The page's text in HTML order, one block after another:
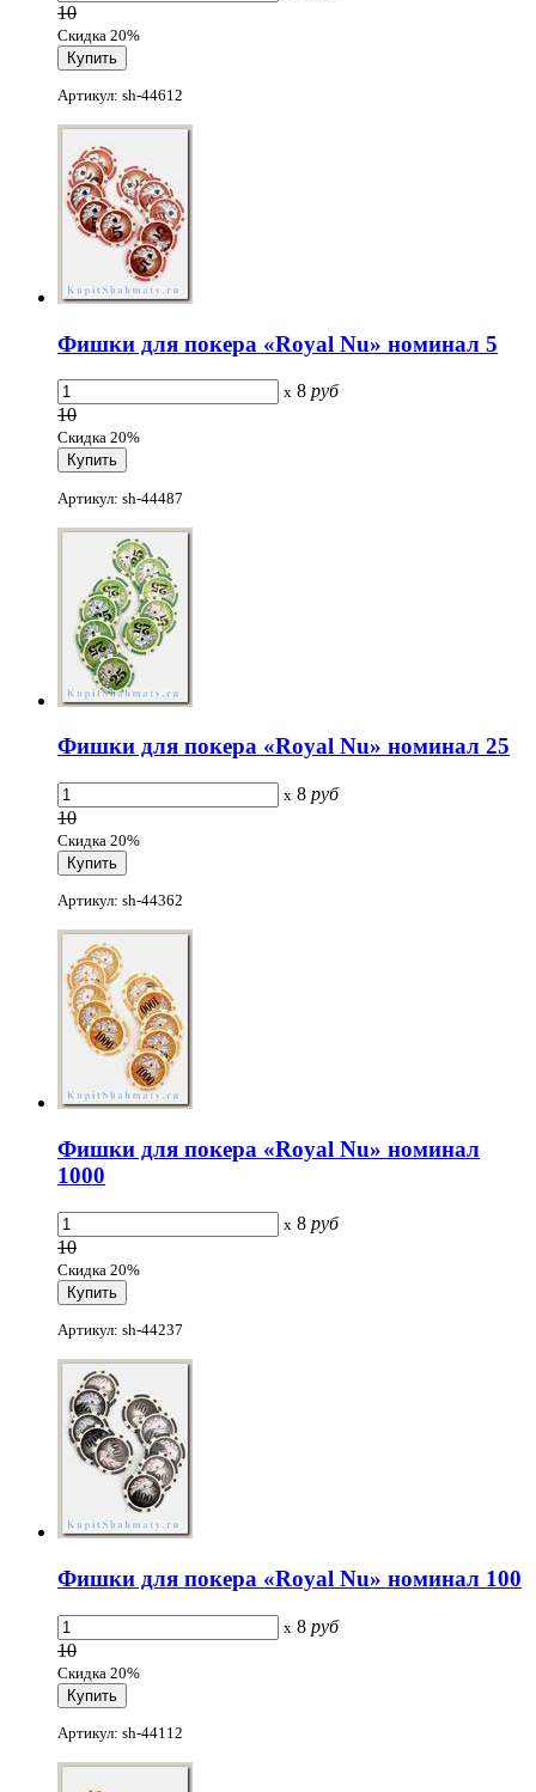
10
Скидка 20%
Артикул: sh-44612
Фишки для покера «Royal Nu» номинал 5
x 8 руб
10
Скидка 20%
Артикул: sh-44487
Фишки для покера «Royal Nu» номинал 25
x 8 руб
10
Скидка 20%
Артикул: sh-44362
Фишки для покера «Royal Nu» номинал
1000
x 8 руб
10
Скидка 20%
Артикул: sh-44237
Фишки для покера «Royal Nu» номинал 100
x 8 руб
10
Скидка 20%
Артикул: sh-44112